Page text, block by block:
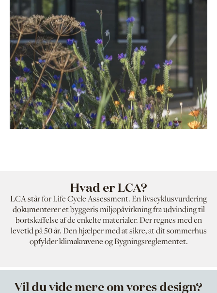
Hvad er LCA?
LCA står for Life Cycle Assessment. En livscyklusvurdering
dokumenterer et byggeris miljøpåvirkning fra udvinding til
bortskaffelse af de enkelte materialer. Der regnes med en
levetid på 50 år. Den hjælper med at sikre, at dit sommerhus
opfylder klimakravene og Bygningsreglementet.
Vil du vide mere om vores design?